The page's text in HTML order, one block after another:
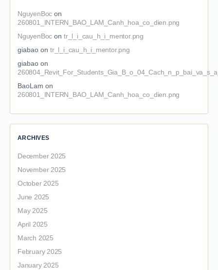
NguyenBoc on
260801_INTERN_BAO_LAM_Canh_hoa_co_dien.png
NguyenBoc ontr_l_i_cau_h_i_mentor.png
giabao on tr_l_i_cau_h_i_mentor.png
giabao on
BaoLam on
260801_INTERN_BAO_LAM_Canh_hoa_co_dien.png
ARCHIVES
December 2025
November 2025
October 2025
June 2025
May 2025
April 2025
March 2025
February 2025
January 2025